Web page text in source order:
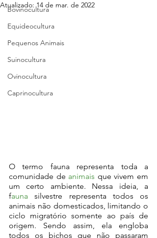
Bovinocultura
Equideocultura
Pequenos Animais
Suinocultura
Ovinocultura
Caprinocultura
Atualizado:14 de mar. de 2022
O termo fauna representa toda a
comunidade de animais que vivem em
um certo ambiente. Nessa ideia, a
fauna silvestre representa todos os
animais não domesticados, limitando o
ciclo migratório somente ao país de
origem. Sendo assim, ela engloba
todos os bichos que não passaram